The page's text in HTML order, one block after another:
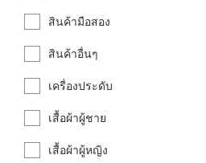
สินค้ามือสอง
สินค้าอื่นๆ
เครื่องประดับ
เสื้อผ้าผู้ชาย
เสื้อผ้าผู้หญิง